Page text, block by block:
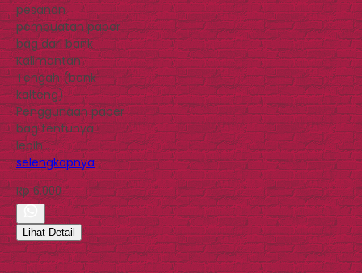
pesanan
pembuatan paper
bag dari bank
Kalimantan
Tengah (bank
kalteng).
Penggunaan paper
bag tentunya
lebih…
selengkapnya
Rp 6.000
Lihat Detail